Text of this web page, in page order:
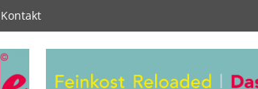
Kontakt